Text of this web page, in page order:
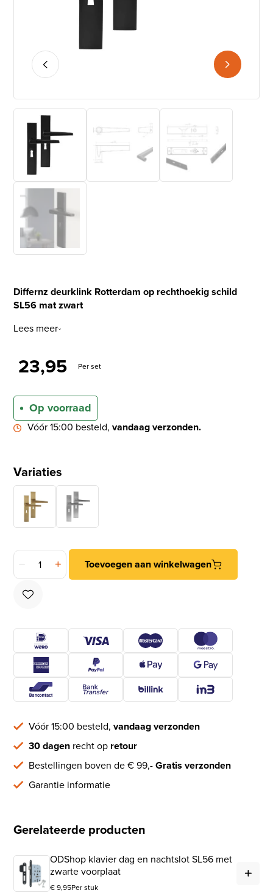
Differnz deurklink Rotterdam op rechthoekig schild
SL56 mat zwart
Lees meer
23,95 Per set
Op voorraad
Vóór 15:00 besteld,vandaag verzonden.
Variaties
Differnz deurklink Rotterdam op rechthoekig schild SL56
Toevoegen aan winkelwagen
Vóór 15:00 besteld,vandaag verzonden
30 dagen recht op retour
Bestellingen boven de € 99,-Gratis verzonden
Garantie informatie
Gerelateerde producten
ODShop klavier dag en nachtslot SL56 met
zwarte voorplaat
€9,95Per stuk